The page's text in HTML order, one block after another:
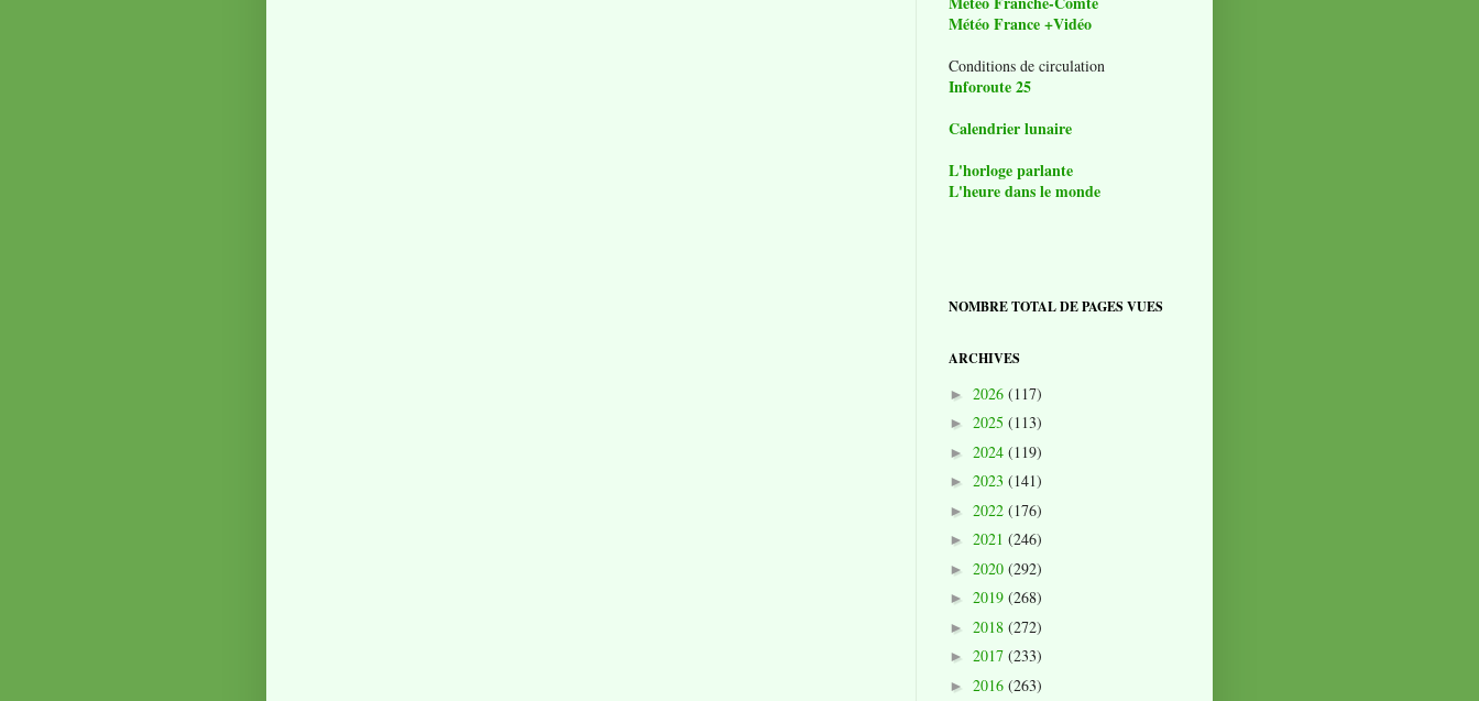
Météo France +Vidéo
Conditions de circulation
Inforoute 25
Calendrier lunaire
L'horloge parlante
L'heure dans le monde
NOMBRE TOTAL DE PAGES VUES
ARCHIVES
► 2026 (117)
► 2025 (113)
► 2024 (119)
► 2023 (141)
► 2022 (176)
► 2021 (246)
► 2020 (292)
► 2019 (268)
► 2018 (272)
► 2017 (233)
► 2016 (263)